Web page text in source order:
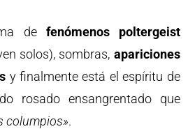
de fenómenos poltergeist
solos), sombras, apariciones
y finalmente está el espíritu de
rosado ensangrentado que
columpios».